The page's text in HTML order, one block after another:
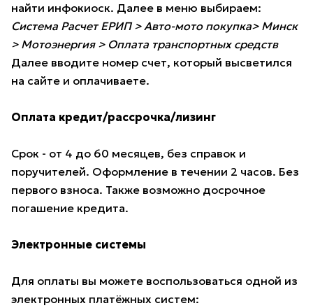
найти инфокиоск. Далее в меню выбираем:
Система Расчет ЕРИП > Авто-мото покупка> Минск
> Мотоэнергия > Оплата транспортных средств
Далее вводите номер счет, который высветился
на сайте и оплачиваете.
Оплата кредит/рассрочка/лизинг
Срок - от 4 до 60 месяцев, без справок и
поручителей. Оформление в течении 2 часов. Без
первого взноса. Также возможно досрочное
погашение кредита.
Электронные системы
Для оплаты вы можете воспользоваться одной из
электронных платёжных систем: